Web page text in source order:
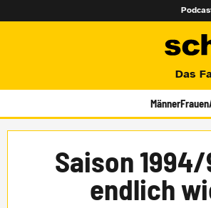
Das
MännerFrauen
Saison
endlich